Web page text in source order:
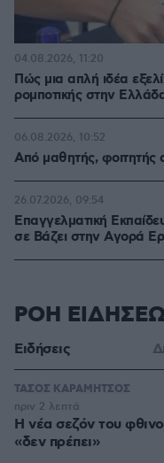
Πώς μια απλή ιδέα
ρομποτικής στην
04.08.2026, 11:20
Από μαθητής, φοιτητής
06.08.2026, 10:52
Επαγγελματική
σε Bάζει στην Aγορά
26.07.2026, 09:54
ΡΟΗ
Ειδήσεις
ΤΑΣΟΣ ΚΑΡΑΜΗΤΣΟΣ
Η νέα σεζόν του
«δεν πρέπει»
πριν 2 λεπτά